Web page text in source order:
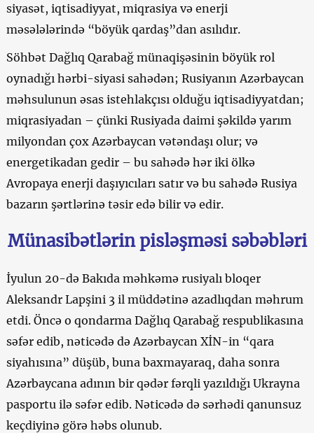
siyasət, iqtisadiyyat, miqrasiya və enerji
məsələlərində “böyük qardaş”dan asılıdır.
Söhbət Dağlıq Qarabağ münaqişəsinin böyük rol
oynadığı hərbi-siyasi sahədən; Rusiyanın Azərbaycan
məhsulunun əsas istehlakçısı olduğu iqtisadiyyatdan;
miqrasiyadan – çünki Rusiyada daimi şəkildə yarım
milyondan çox Azərbaycan vətəndaşı olur; və
energetikadan gedir – bu sahədə hər iki ölkə
Avropaya enerji daşıyıcıları satır və bu sahədə Rusiya
bazarın şərtlərinə təsir edə bilir və edir.
Münasibətlərin pisləşməsi səbəbləri
İyulun 20-də Bakıda məhkəmə rusiyalı bloqer
Aleksandr Lapşini 3 il müddətinə azadlıqdan məhrum
etdi. Öncə o qondarma Dağlıq Qarabağ respublikasına
səfər edib, nəticədə də Azərbaycan XİN-in “qara
siyahısına” düşüb, buna baxmayaraq, daha sonra
Azərbaycana adının bir qədər fərqli yazıldığı Ukrayna
pasportu ilə səfər edib. Nəticədə də sərhədi qanunsuz
keçdiyinə görə həbs olunub.